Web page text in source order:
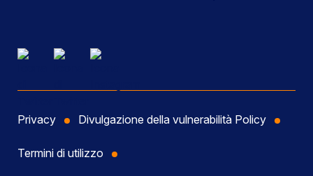
Privacy Divulgazione della vulnerabilità Policy
Termini di utilizzo